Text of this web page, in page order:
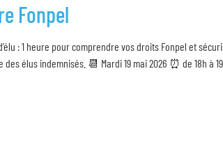
Fonpel​
: 1 heure pour comprendre vos droits Fonpel et
élus indemnisés. 📆 Mardi 19 mai 2026 ⏰ de 18h à